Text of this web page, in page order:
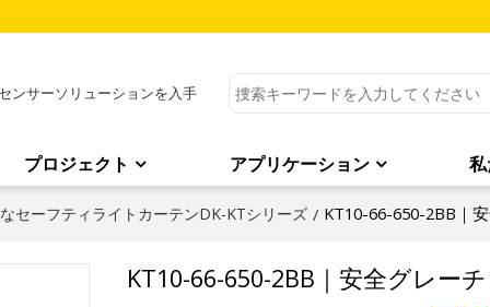
ンサーソリューションを入手
プロジェクト アプリケーション
セーフティライトカーテンDK-KTシリーズ / KT10-66-650-2BB｜
KT10-66-650-2BB｜安全グレー